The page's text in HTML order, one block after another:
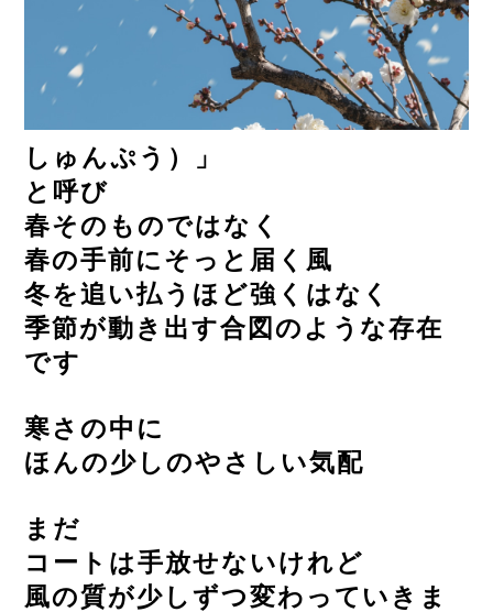
しゅんぷう）」
と呼び
春そのものではなく
春の手前にそっと届く風
冬を追い払うほど強くはなく
季節が動き出す合図のような存在
です
寒さの中に
ほんの少しのやさしい気配
まだ
コートは手放せないけれど
風の質が少しずつ変わっていきま